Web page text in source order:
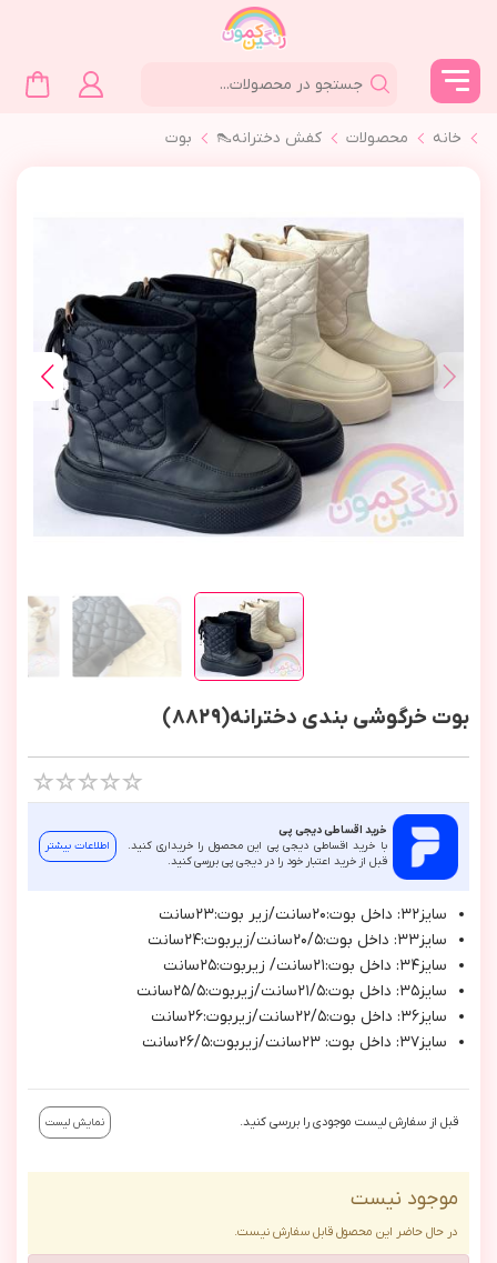
خانه محصولات کفش دخترانه👠 بوت
بوت خرگوشی بندی دخترانه(8829)
خرید اقساطی دیجی پی
با خرید اقساطی دیجی پی این محصول را خریداری کنید.
قبل از خرید اعتبار خود را در دیجی پی بررسی کنید.
اطلاعات بیشتر
سايز٣٢: داخل بوت:٢٠سانت/زير بوت:٢٣سانت
سايز٣٣: داخل بوت:٢٠/٥سانت/زيربوت:٢٤سانت
سايز٣٤: داخل بوت:٢١سانت/ زيربوت:٢٥سانت
سايز٣٥: داخل بوت:٢١/٥سانت/زيربوت:٢٥/٥سانت
سايز٣٦: داخل بوت:٢٢/٥سانت/زيربوت:٢٦سانت
سايز٣٧: داخل بوت: ٢٣سانت/زيربوت:٢٦/٥سانت
قبل از سفارش لیست موجودی را بررسی کنید. نمایش لیست
موجود نیست
در حال حاضر این محصول قابل سفارش نیست.